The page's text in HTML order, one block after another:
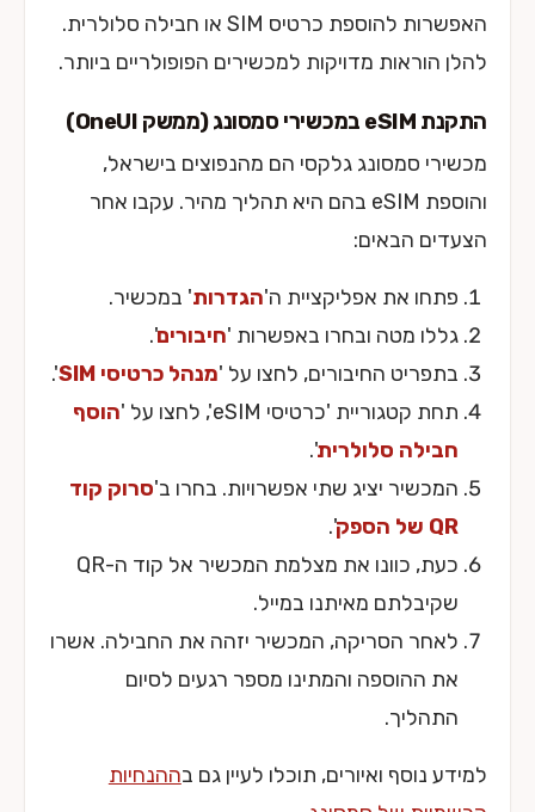
האפשרות להוספת כרטיס SIM או חבילה סלולרית.
להלן הוראות מדויקות למכשירים הפופולריים ביותר.
התקנת eSIM במכשירי סמסונג (ממשק OneUI)
מכשירי סמסונג גלקסי הם מהנפוצים בישראל,
והוספת eSIM בהם היא תהליך מהיר. עקבו אחר
הצעדים הבאים:
פתחו את אפליקציית ה'הגדרות' במכשיר.
גללו מטה ובחרו באפשרות 'חיבורים'.
בתפריט החיבורים, לחצו על 'מנהל כרטיסי SIM
'.
תחת קטגוריית 'כרטיסי eSIM', לחצו על '
הוסף
חבילה סלולרית'.
המכשיר יציג שתי אפשרויות. בחרו ב'סרוק קוד
QR של הספק
'.
כעת, כוונו את מצלמת המכשיר אל קוד ה-QR
שקיבלתם מאיתנו במייל.
לאחר הסריקה, המכשיר יזהה את החבילה. אשרו
את ההוספה והמתינו מספר רגעים לסיום
התהליך.
למידע נוסף ואיורים, תוכלו לעיין גם בההנחיות